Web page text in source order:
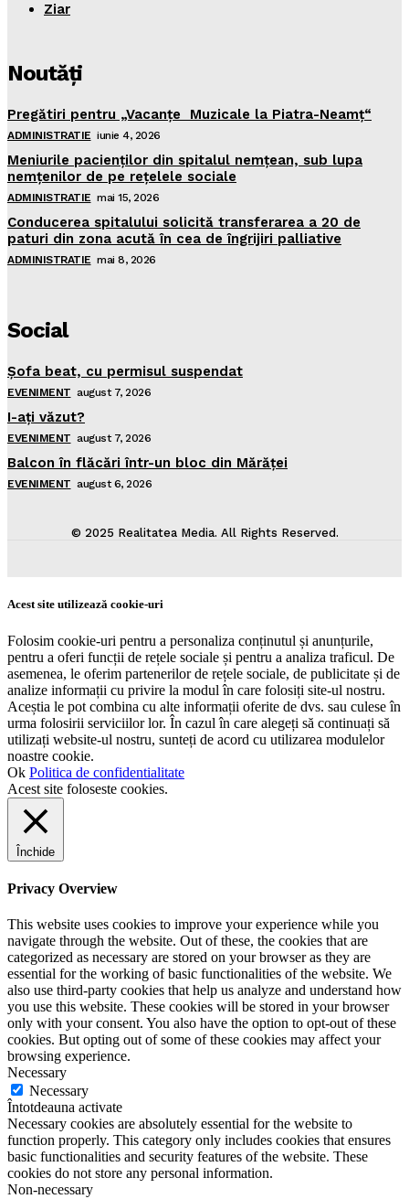
Ziar
Noutăţi
Pregătiri pentru „Vacanţe Muzicale la Piatra-Neamţ“
ADMINISTRATIE iunie 4, 2026
Meniurile pacienţilor din spitalul nemţean, sub lupa
nemţenilor de pe reţelele sociale
ADMINISTRATIE mai 15, 2026
Conducerea spitalului solicită transferarea a 20 de
paturi din zona acută în cea de îngrijiri palliative
ADMINISTRATIE mai 8, 2026
Social
Şofa beat, cu permisul suspendat
EVENIMENT august 7, 2026
I-aţi văzut?
EVENIMENT august 7, 2026
Balcon în flăcări într-un bloc din Mărăţei
EVENIMENT august 6, 2026
© 2025 Realitatea Media. All Rights Reserved.
Acest site utilizează cookie-uri
Folosim cookie-uri pentru a personaliza conținutul și anunțurile,
pentru a oferi funcții de rețele sociale și pentru a analiza traficul. De
asemenea, le oferim partenerilor de rețele sociale, de publicitate și de
analize informații cu privire la modul în care folosiți site-ul nostru.
Aceștia le pot combina cu alte informații oferite de dvs. sau culese în
urma folosirii serviciilor lor. În cazul în care alegeți să continuați să
utilizați website-ul nostru, sunteți de acord cu utilizarea modulelor
noastre cookie.
Ok Politica de confidentialitate
Acest site foloseste cookies.
Închide
Privacy Overview
This website uses cookies to improve your experience while you
navigate through the website. Out of these, the cookies that are
categorized as necessary are stored on your browser as they are
essential for the working of basic functionalities of the website. We
also use third-party cookies that help us analyze and understand how
you use this website. These cookies will be stored in your browser
only with your consent. You also have the option to opt-out of these
cookies. But opting out of some of these cookies may affect your
browsing experience.
Necessary
Necessary
Întotdeauna activate
Necessary cookies are absolutely essential for the website to
function properly. This category only includes cookies that ensures
basic functionalities and security features of the website. These
cookies do not store any personal information.
Non-necessary